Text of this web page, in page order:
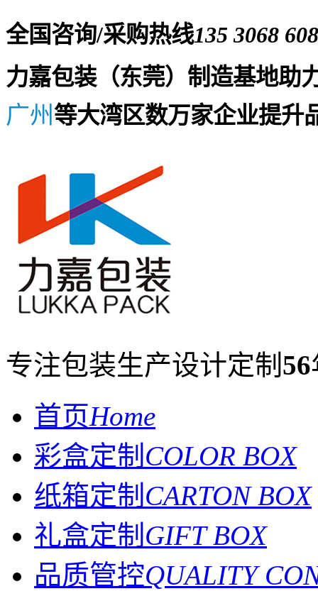
全国咨询/采购热线135 3068
力嘉包装（东莞）制造基地助
广州等大湾区数万家企业提升
专注包装生产设计定制 56
首页Home
彩盒定制 COLOR BOX
纸箱定制 CARTON BOX
礼盒定制 GIFT BOX
品质管控QUALITY